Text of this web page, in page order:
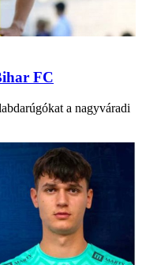
FC
a nagyváradi